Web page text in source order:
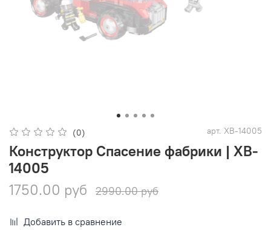
(0) арт. XB-14005
Конструктор Спасение фабрики | XB-
14005
1750.00 руб
2990.00 руб
Добавить в сравнение